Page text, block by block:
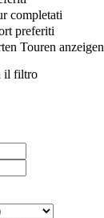
completati
preferiti
Touren anzeigen
il filtro